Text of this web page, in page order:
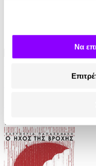
Να
Η Ιστορία του
15.50€